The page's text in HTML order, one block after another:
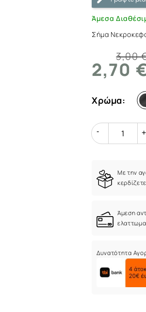
Tec
|
Άμεσα
Σήμα
2,70
3,00
Χρώμα:
Quantity
Με την
Άμεση
Δυνατότητα